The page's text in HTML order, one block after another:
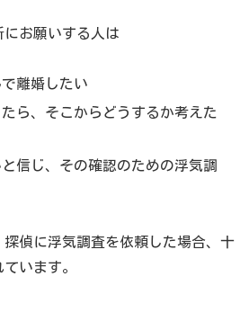
お願いする人は
離婚したい
ら、そこからどうするか考えた
信じ、その確認のための浮気調
探偵に浮気調査を依頼した場合、十
います。